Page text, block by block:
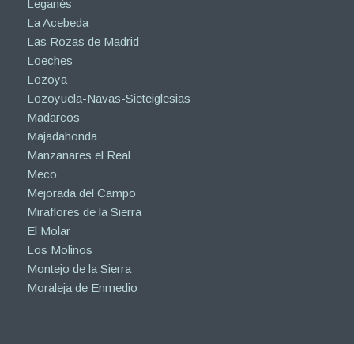
Leganés
La Acebeda
Las Rozas de Madrid
Loeches
Lozoya
Lozoyuela-Navas-Sieteiglesias
Madarcos
Majadahonda
Manzanares el Real
Meco
Mejorada del Campo
Miraflores de la Sierra
El Molar
Los Molinos
Montejo de la Sierra
Moraleja de Enmedio